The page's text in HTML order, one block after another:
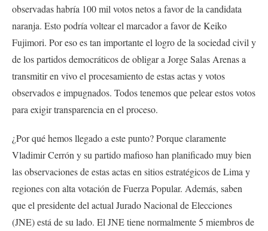
observadas habría 100 mil votos netos a favor de la candidata
naranja. Esto podría voltear el marcador a favor de Keiko
Fujimori. Por eso es tan importante el logro de la sociedad civil y
de los partidos democráticos de obligar a Jorge Salas Arenas a
transmitir en vivo el procesamiento de estas actas y votos
observados e impugnados. Todos tenemos que pelear estos votos
para exigir transparencia en el proceso.
¿Por qué hemos llegado a este punto? Porque claramente
Vladimir Cerrón y su partido mafioso han planificado muy bien
las observaciones de estas actas en sitios estratégicos de Lima y
regiones con alta votación de Fuerza Popular. Además, saben
que el presidente del actual Jurado Nacional de Elecciones
(JNE) está de su lado. El JNE tiene normalmente 5 miembros de